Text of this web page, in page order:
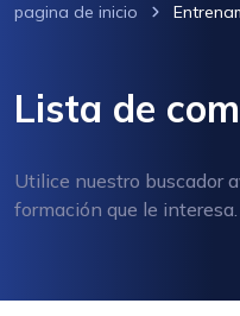
pagina de inicio
Lista de
Utilice nuestro buscador
formación que le interesa.